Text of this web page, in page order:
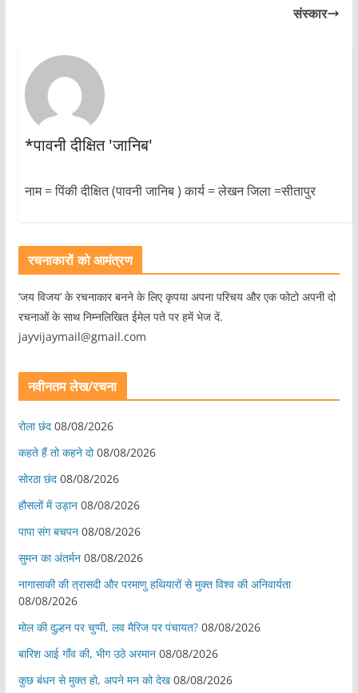
संस्कार
*पावनी दीक्षित 'जानिब'
नाम = पिंकी दीक्षित (पावनी जानिब ) कार्य = लेखन जिला =सीतापुर
रचनाकारों को आमंत्रण
‘जय विजय’ के रचनाकार बनने के लिए कृपया अपना परिचय और एक फोटो अपनी दो
रचनाओं के साथ निम्नलिखित ईमेल पते पर हमें भेज दें.
jayvijaymail@gmail.com
नवीनतम लेख/रचना
रोला छंद 08/08/2026
कहते हैं तो कहने दो 08/08/2026
सोरठा छंद 08/08/2026
हौसलों में उड़ान 08/08/2026
पापा संग बचपन 08/08/2026
सुमन का अंतर्मन 08/08/2026
नागासाकी की त्रासदी और परमाणु हथियारों से मुक्त विश्व की अनिवार्यता
08/08/2026
मोल की दुल्हन पर चुप्पी, लव मैरिज पर पंचायत? 08/08/2026
बारिश आई गाँव की, भीग उठे अरमान 08/08/2026
कुछ बंधन से मुक्त हो, अपने मन को देख 08/08/2026